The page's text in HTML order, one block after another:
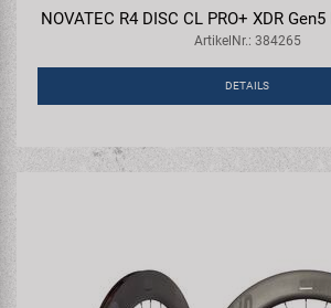
NOVATEC R4 DISC CL PRO+ XDR
ArtikelNr.: 384265
DETAILS